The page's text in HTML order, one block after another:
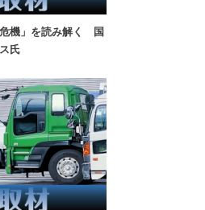
危機」を読み解く 国
氏